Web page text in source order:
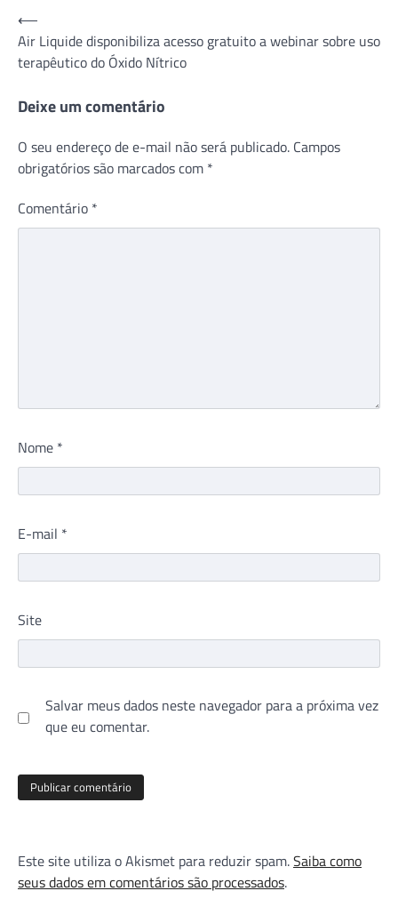
Navegação
de
Post
⟵
Air Liquide disponibiliza acesso gratuito a webinar sobre uso
terapêutico do Óxido Nítrico
Deixe um comentário
O seu endereço de e-mail não será publicado. Campos
obrigatórios são marcados com *
Comentário *
Nome *
E-mail *
Site
Salvar meus dados neste navegador para a próxima vez
que eu comentar.
Este site utiliza o Akismet para reduzir spam.Saiba como
seus dados em comentários são processados.